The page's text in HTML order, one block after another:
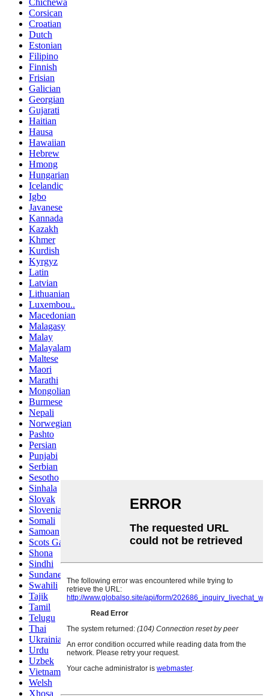
Chichewa
Corsican
Croatian
Dutch
Estonian
Filipino
Finnish
Frisian
Galician
Georgian
Gujarati
Haitian
Hausa
Hawaiian
Hebrew
Hmong
Hungarian
Icelandic
Igbo
Javanese
Kannada
Kazakh
Khmer
Kurdish
Kyrgyz
Latin
Latvian
Lithuanian
Luxembou..
Macedonian
Malagasy
Malay
Malayalam
Maltese
Maori
Marathi
Mongolian
Burmese
Nepali
Norwegian
Pashto
Persian
Punjabi
Serbian
Sesotho
Sinhala
Slovak
Slovenian
Somali
Samoan
Scots Gaelic
Shona
Sindhi
Sundanese
Swahili
Tajik
Tamil
Telugu
Thai
Ukrainian
Urdu
Uzbek
Vietnamese
Welsh
Xhosa